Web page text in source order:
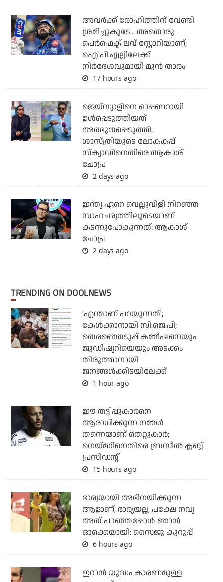
അവർക്ക് രോഹിത്തിന് വേണ്ടി
ശ്രമിച്ചുകൂടേ... അതൊരു
പെർഫെക്ട് ലവ് സ്റ്റോറിയാണ്;
ഐ.പി.എല്ലിലേക്ക്
നിർദേശവുമായി മുൻ താരം
17 hours ago
ജെയ്‌സ്വാളിനെ ഓപ്പണറായി
ഉള്‍പ്പെടുത്തിയത്
അത്ഭുതപ്പെടുത്തി;
ശാസ്ത്രിയുടെ ലോകകപ്പ്
സ്‌ക്വാഡിനെതിരെ ആകാശ്
ചോപ്ര
2 days ago
ഇന്ത്യ ഏറെ വെല്ലുവിളി നിറഞ്ഞ
സാഹചര്യത്തിലൂടെയാണ്
കടന്നുപോകുന്നത്: ആകാശ്
ചോപ്ര
2 days ago
TRENDING ON DOOLNEWS
'എന്താണ് പറയുന്നത്';
കേള്‍ക്കാനായി സി.ജെ.പി;
തെരഞ്ഞെടുപ്പ് കമ്മീഷനെയും
ജുഡീഷ്യറിയെയും അടക്കം
തിരുത്താനായി
ജനങ്ങള്‍ക്കിടയിലേക്ക്
1 hour ago
ഈ തട്ടിപ്പുകാരനെ
ആരാധിക്കുന്ന നമ്മള്‍
തന്നെയാണ് തെറ്റുകാര്‍;
നെയ്മറിനെതിരെ ബ്രസീല്‍ ക്ലബ്ബ്
പ്രസിഡന്റ്
15 hours ago
ഭാര്യയായി അഭിനയിക്കുന്ന
ആളാണ്, ഭാര്യയല്ല, പക്ഷേ നവ്യ
അത് പറഞ്ഞപ്പോള്‍ ഞാന്‍
ഓക്കെയായി: സൈജു കുറുപ്പ്
6 hours ago
ഇറാന്‍ യുദ്ധം കാരണമുള്ള